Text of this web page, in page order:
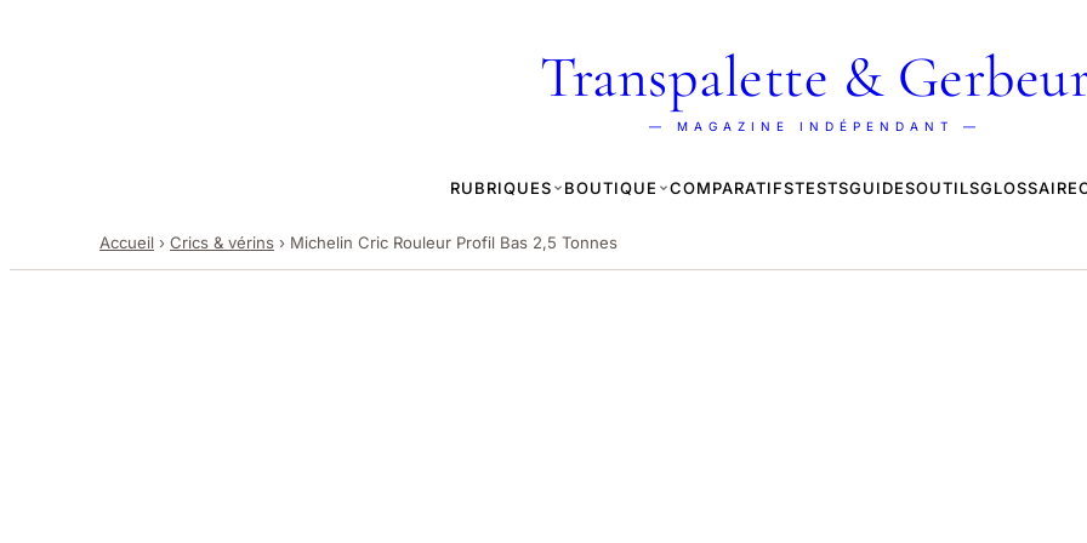
Transpalette &
— MAGAZINE INDÉPENDANT —
RUBRIQUES BOUTIQUE COMPARATIFSTESTSGUIDESOUTILSGLOSSAIRE
Accueil › Crics & vérins › Michelin Cric Rouleur Profil Bas 2,5 Tonnes